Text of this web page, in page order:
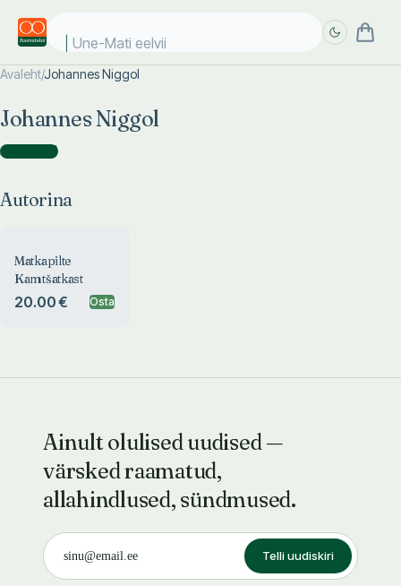
Une-Mati eelviim
Avaleht/Johannes Niggol
Johannes Niggol
Autorina )
Autorina
Matkapilte
Kamtšatkast
20.00 € Osta
Ainult olulised uudised —
värsked raamatud,
allahindlused, sündmused.
Telli uudiskiri